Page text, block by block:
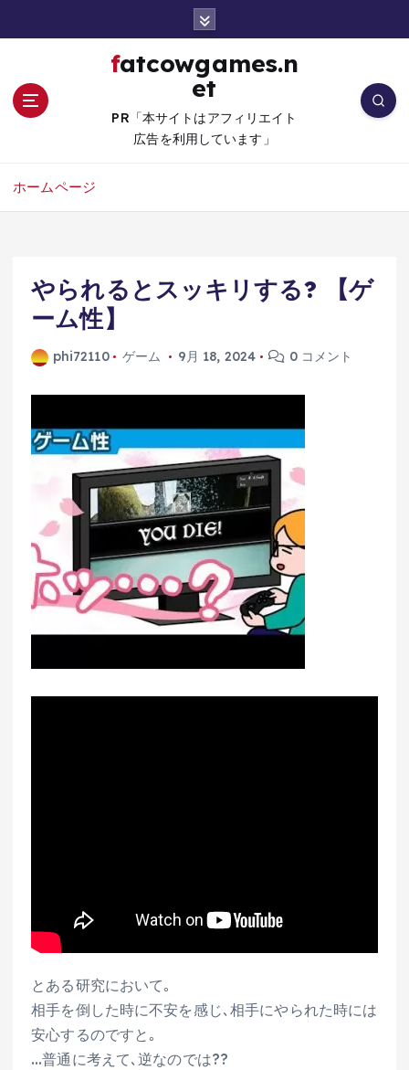
fatcowgames.n
et
PR「本サイトはアフィリエイト
広告を利用しています」
ホームページ
やられるとスッキリする? 【ゲ
ーム性】
phi72110 ゲーム 9月 18, 2024 0 コメント
とある研究において｡
相手を倒した時に不安を感じ､相手にやられた時には
安心するのですと｡
…普通に考えて､逆なのでは??